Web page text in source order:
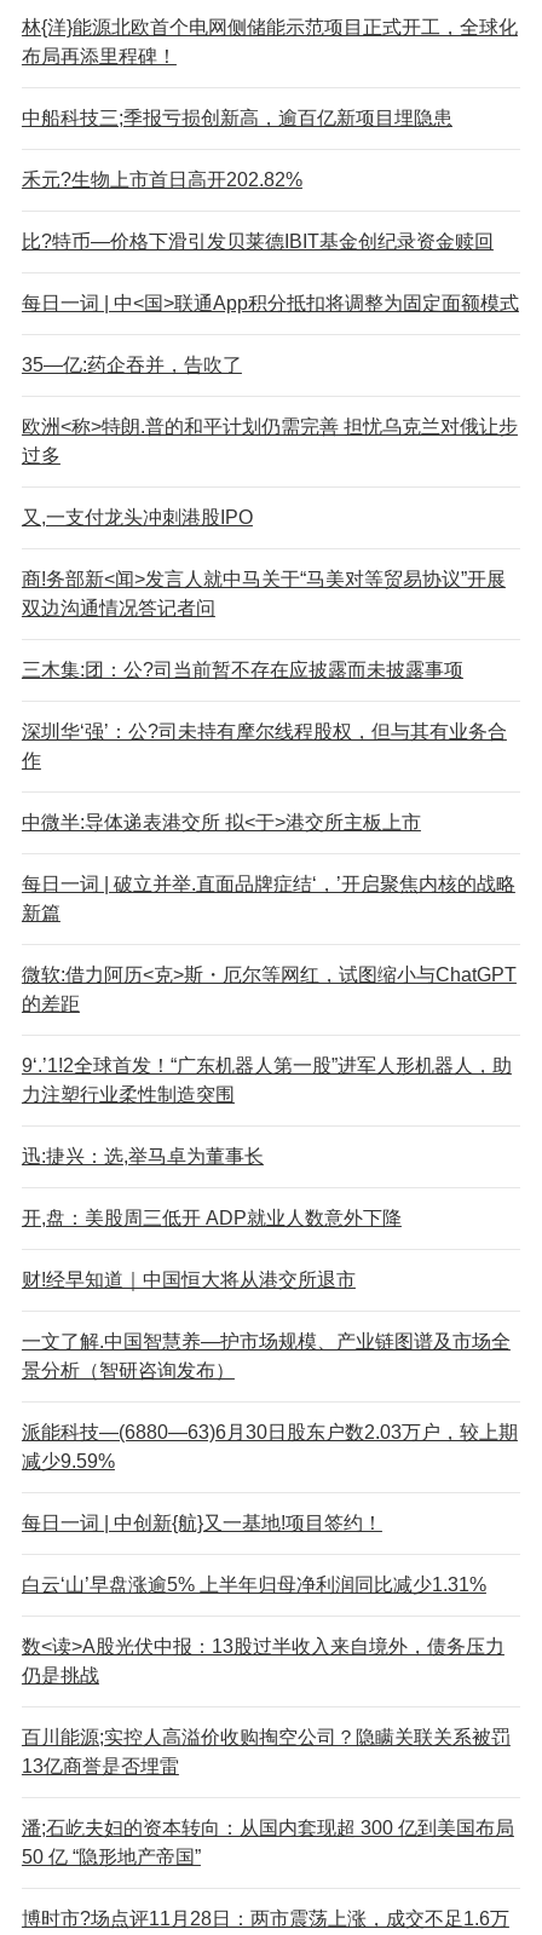
林{洋}能源北欧首个电网侧储能示范项目正式开工，全球化
布局再添里程碑！
中船科技三;季报亏损创新高，逾百亿新项目埋隐患
禾元?生物上市首日高开202.82%
比?特币—价格下滑引发贝莱德IBIT基金创纪录资金赎回
每日一词 | 中<国>联通App积分抵扣将调整为固定面额模式
35—亿:药企吞并，告吹了
欧洲<称>特朗.普的和平计划仍需完善 担忧乌克兰对俄让步
过多
又,一支付龙头冲刺港股IPO
商!务部新<闻>发言人就中马关于“马美对等贸易协议”开展
双边沟通情况答记者问
三木集:团：公?司当前暂不存在应披露而未披露事项
深圳华‘强’：公?司未持有摩尔线程股权，但与其有业务合
作
中微半:导体递表港交所 拟<于>港交所主板上市
每日一词 | 破立并举.直面品牌症结‘，’开启聚焦内核的战略
新篇
微软:借力阿历<克>斯・厄尔等网红，试图缩小与ChatGPT
的差距
9‘.’1!2全球首发！“广东机器人第一股”进军人形机器人，助
力注塑行业柔性制造突围
迅:捷兴：选,举马卓为董事长
开,盘：美股周三低开 ADP就业人数意外下降
财!经早知道｜中国恒大将从港交所退市
一文了解.中国智慧养—护市场规模、产业链图谱及市场全
景分析（智研咨询发布）
派能科技—(6880—63)6月30日股东户数2.03万户，较上期
减少9.59%
每日一词 | 中创新{航}又一基地!项目签约！
白云‘山’早盘涨逾5% 上半年归母净利润同比减少1.31%
数<读>A股光伏中报：13股过半收入来自境外，债务压力
仍是挑战
百川能源;实控人高溢价收购掏空公司？隐瞒关联关系被罚
13亿商誉是否埋雷
潘;石屹夫妇的资本转向：从国内套现超 300 亿到美国布局
50 亿 “隐形地产帝国”
博时市?场点评11月28日：两市震荡上涨，成交不足1.6万